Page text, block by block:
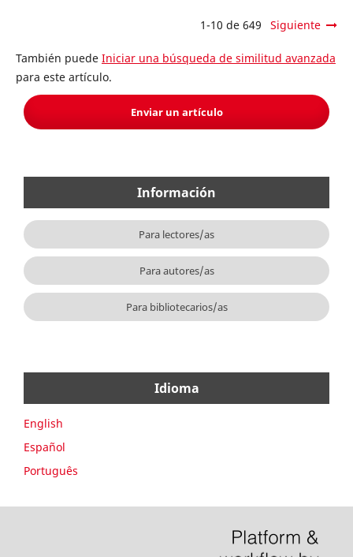
1-10 de 649 Siguiente
También puede Iniciar una búsqueda de similitud avanzada
para este artículo.
Enviar un artículo
Información
Para lectores/as
Para autores/as
Para bibliotecarios/as
Idioma
English
Español
Português